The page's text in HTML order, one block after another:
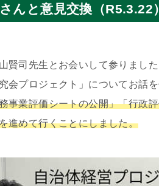
んと意見交換（R5.3.22）
賢司先生とお会いして参りました
会プロジェクト」についてお話を
事業評価シートの公開」「行政
進めて行くことにしました。